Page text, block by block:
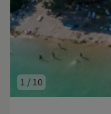
1 / 10